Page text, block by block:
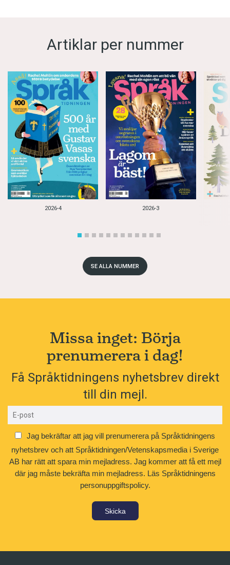
Artiklar per nummer
2026-4 2026-3
SE ALLA NUMMER
Missa inget: Börja
prenumerera i dag!
Få Språktidningens nyhetsbrev direkt
till din mejl.
Jag bekräftar att jag vill prenumerera på Språktidningens
nyhetsbrev och att Språktidningen/Vetenskapsmedia i Sverige
AB har rätt att spara min mejladress. Jag kommer att få ett mejl
där jag måste bekräfta min mejladress. Läs Språktidningens
personuppgiftspolicy.
Skicka